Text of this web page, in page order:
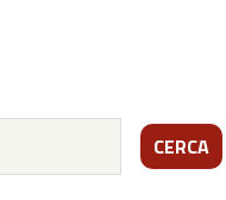
CERCA